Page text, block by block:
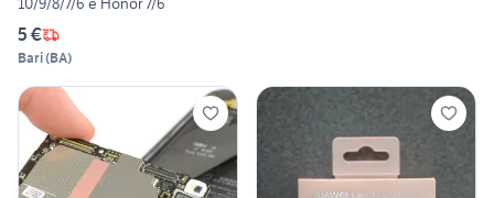
5 €
Bari(BA)